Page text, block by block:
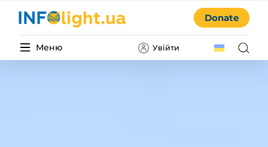
Меню Увійти
Donate